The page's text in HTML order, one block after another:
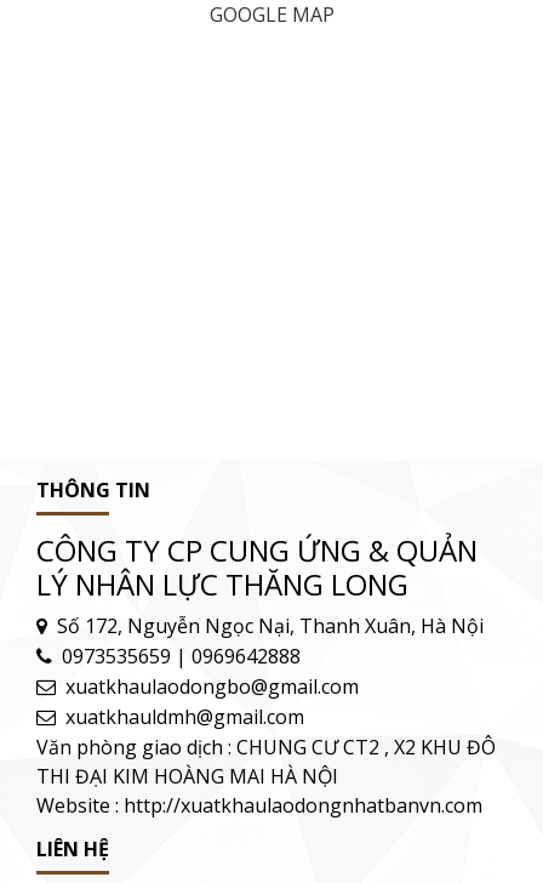
GOOGLE MAP
THÔNG TIN
CÔNG TY CP CUNG ỨNG & QUẢN
LÝ NHÂN LỰC THĂNG LONG
Số 172, Nguyễn Ngọc Nại, Thanh Xuân, Hà Nội
0973535659 | 0969642888
xuatkhaulaodongbo@gmail.com
xuatkhauldmh@gmail.com
Văn phòng giao dịch : CHUNG CƯ CT2 , X2 KHU ĐÔ
THI ĐẠI KIM HOÀNG MAI HÀ NỘI
Website : http://xuatkhaulaodongnhatbanvn.com
LIÊN HỆ